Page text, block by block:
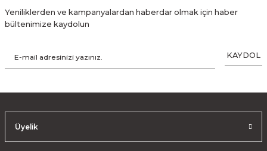
Yeniliklerden ve kampanyalardan haberdar olmak için haber
bültenimize kaydolun
KAYDOL
Üyelik